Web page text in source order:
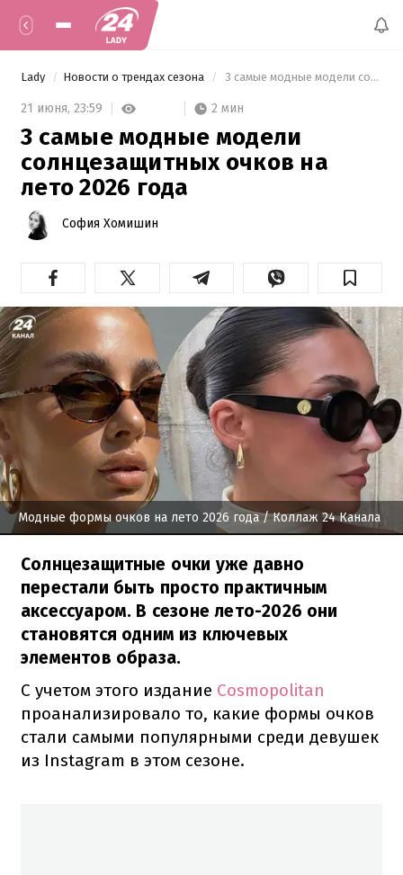
Lady Новости о трендах сезона 3 самые модные модели солнцезащитных очков на лето 2026 года
21 июня, 23:59 2 мин
3 самые модные модели
солнцезащитных очков на
лето 2026 года
София Хомишин
Модные формы очков на лето 2026 года/ Коллаж 24 Канала
Солнцезащитные очки уже давно
перестали быть просто практичным
аксессуаром. В сезоне лето-2026 они
становятся одним из ключевых
элементов образа.
С учетом этого издание Cosmopolitan
проанализировало то, какие формы очков
стали самыми популярными среди девушек
из Instagram в этом сезоне.